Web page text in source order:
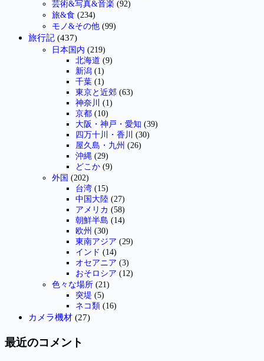
芸術&写真&音楽 (92)
旅&食 (234)
モノ&その他 (99)
旅行記 (437)
日本国内 (219)
北海道 (9)
新潟 (1)
千葉 (1)
東京と近郊 (63)
神奈川 (1)
京都 (10)
大阪・神戸・愛知 (39)
四万十川・香川 (30)
屋久島・九州 (26)
沖縄 (29)
どこか (9)
外国 (202)
台湾 (15)
中国大陸 (27)
アメリカ (58)
朝鮮半島 (14)
欧州 (30)
東南アジア (29)
インド (14)
オセアニア (3)
おそロシア (12)
色々な場所 (21)
突堤 (5)
ネコ類 (16)
カメラ機材 (27)
最近のコメント